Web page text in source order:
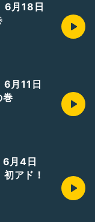
6月18日
6月11日
6月4日
アド！